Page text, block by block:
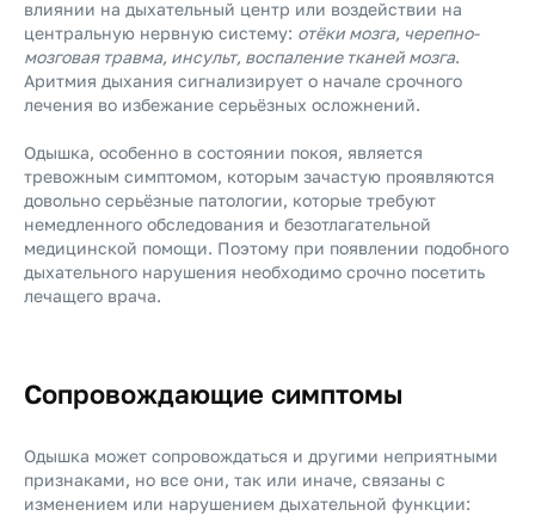
влиянии на дыхательный центр или воздействии на
центральную нервную систему: отёки мозга, черепно-
мозговая травма, инсульт, воспаление тканей мозга.
Аритмия дыхания сигнализирует о начале срочного
лечения во избежание серьёзных осложнений.
Одышка, особенно в состоянии покоя, является
тревожным симптомом, которым зачастую проявляются
довольно серьёзные патологии, которые требуют
немедленного обследования и безотлагательной
медицинской помощи. Поэтому при появлении подобного
дыхательного нарушения необходимо срочно посетить
лечащего врача.
Сопровождающие симптомы
Одышка может сопровождаться и другими неприятными
признаками, но все они, так или иначе, связаны с
изменением или нарушением дыхательной функции: